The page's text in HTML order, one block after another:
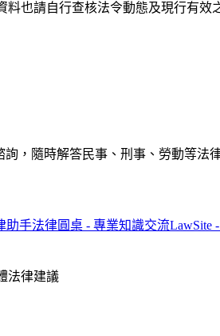
也請自行查核法令動態及現行有
，隨時解答民事、刑事、勞動等法
助手法律圓桌 - 專業知識交流LawSite
法律建議